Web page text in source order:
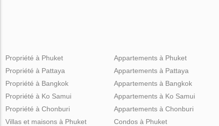
Propriété à Phuket
Propriété à Pattaya
Propriété à Bangkok
Propriété à Ko Samui
Propriété à Chonburi
Appartements à Phuket
Appartements à Pattaya
Appartements à Bangkok
Appartements à Ko Samui
Appartements à Chonburi
Villas et maisons à Phuket
Condos à Phuket